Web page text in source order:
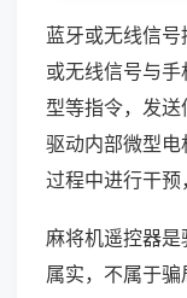
蓝牙或无线信
或无线信号与
型等指令，发
驱动内部微型
过程中进行干预
麻将机遥控器
属实，不属于